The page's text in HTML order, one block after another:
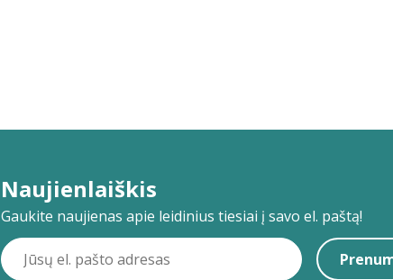
Naujienlaiškis
Gaukite naujienas apie leidinius tiesiai į savo el. paštą!